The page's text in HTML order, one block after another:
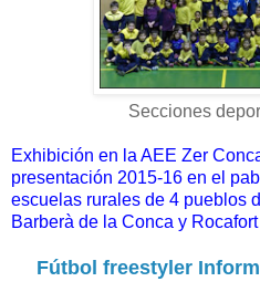
Secciones
Exhibición en la AEE Zer
presentación 2015-16 en el
escuelas rurales de 4 pueblos
Barberà de la Conca y
Fútbol freestyler